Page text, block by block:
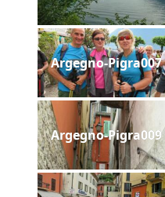
Argegno-Pigra007
Argegno-Pigra009